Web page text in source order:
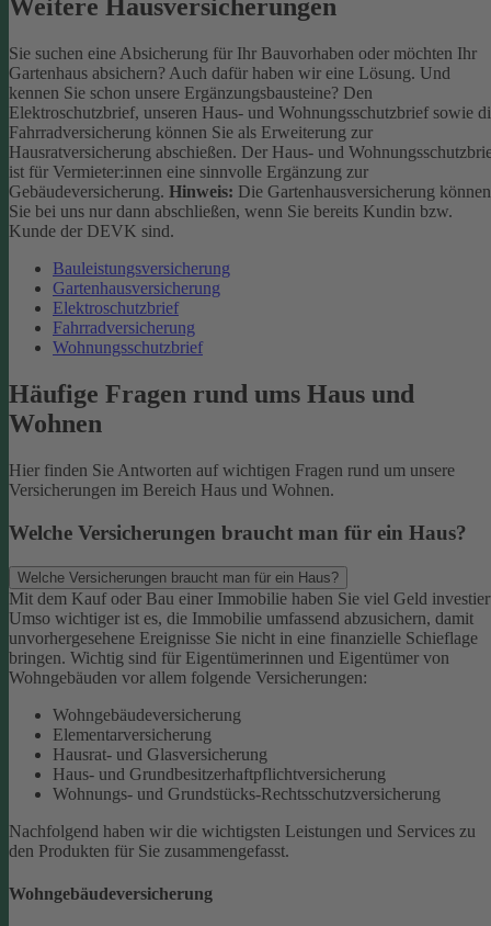
Weitere Hausversicherungen
Sie suchen eine Absicherung für Ihr Bauvorhaben oder möchten Ihr
Gartenhaus absichern? Auch dafür haben wir eine Lösung. Und
kennen Sie schon unsere Ergänzungsbausteine? Den
Elektroschutzbrief, unseren Haus- und Wohnungsschutzbrief sowie
Fahrradversicherung können Sie als Erweiterung zur
Hausratversicherung abschießen. Der Haus- und
ist für Vermieter:innen eine sinnvolle Ergänzung zur
Gebäudeversicherung. Hinweis: Die Gartenhausversicherung können
Sie bei uns nur dann abschließen, wenn Sie bereits Kundin bzw.
Kunde der DEVK sind.
Bauleistungsversicherung
Gartenhausversicherung
Elektroschutzbrief
Fahrradversicherung
Wohnungsschutzbrief
Häufige Fragen rund ums Haus und
Wohnen
Hier finden Sie Antworten auf wichtigen Fragen rund um unsere
Versicherungen im Bereich Haus und Wohnen.
Welche Versicherungen braucht man für ein Haus?
Welche Versicherungen braucht man für ein Haus?
Mit dem Kauf oder Bau einer Immobilie haben Sie viel Geld
Umso wichtiger ist es, die Immobilie umfassend abzusichern, damit
unvorhergesehene Ereignisse Sie nicht in eine finanzielle Schieflage
bringen. Wichtig sind für Eigentümerinnen und Eigentümer von
Wohngebäuden vor allem folgende Versicherungen:
Wohngebäudeversicherung
Elementarversicherung
Hausrat- und Glasversicherung
Haus- und Grundbesitzerhaftpflichtversicherung
Wohnungs- und Grundstücks-Rechtsschutzversicherung
Nachfolgend haben wir die wichtigsten Leistungen und Services zu
den Produkten für Sie zusammengefasst.
Wohngebäudeversicherung